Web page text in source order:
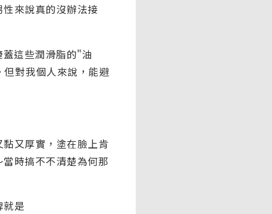
來說真的沒辦法接
這些潤滑脂的"油
對我個人來說，能避
又厚實，塗在臉上肯
時搞不不清楚為何那
就是